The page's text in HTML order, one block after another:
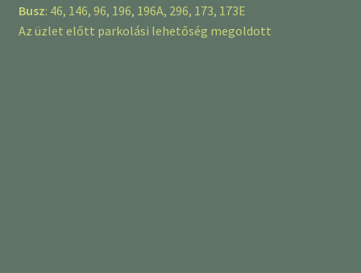
Busz: 46, 146, 96, 196, 196A, 296, 173, 173E
Az üzlet előtt parkolási lehetőség megoldott